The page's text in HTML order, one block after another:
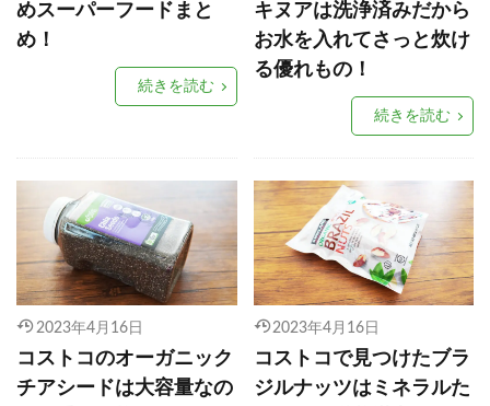
めスーパーフードまと
め！
続きを読む
キヌアは洗浄済みだから
お水を入れてさっと炊け
る優れもの！
続きを読む
2023年4月16日
コストコのオーガニック
チアシードは大容量なの
2023年4月16日
コストコで見つけたブラ
ジルナッツはミネラルた